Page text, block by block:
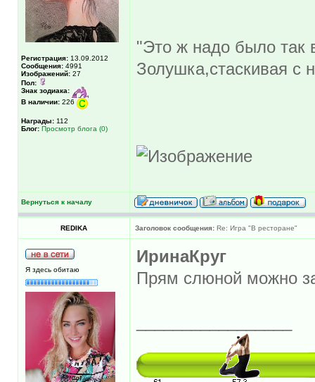
Регистрация: 13.09.2012
Сообщения: 4991
Изображений: 27
Пол:
Знак зодиака:
В наличии: 226
Награды: 112
Блог: Просмотр блога (0)
"Это ж надо было так
Золушка,стаскивая с
Вернуться к началу
REDIKA Заголовок сообщения: Re: Игра "В ресторане"
Я здесь обитаю
ИринаКруг
Прям слюной можно